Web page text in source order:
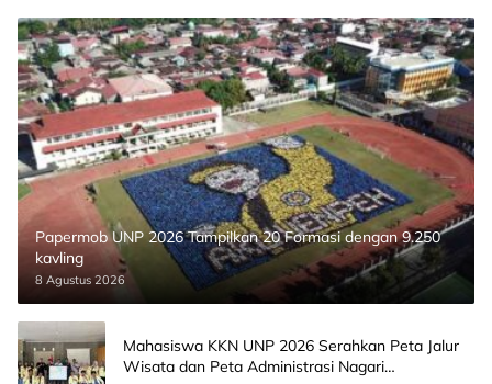
Papermob UNP 2026 Tampilkan 20 Formasi dengan 9.250
kavling
8 Agustus 2026
Mahasiswa KKN UNP 2026 Serahkan Peta Jalur
Wisata dan Peta Administrasi Nagari